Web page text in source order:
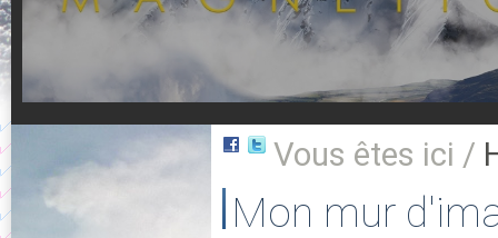
Vous êtes ici /
Mon mur